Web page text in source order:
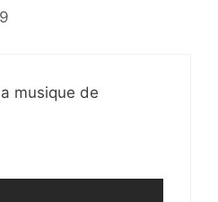
musique de